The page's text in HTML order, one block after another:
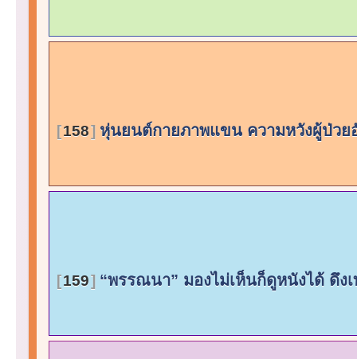
158 หุ่นยนต์กายภาพแขน ความหวังผู้ป่ว
159 “พรรณนา” มองไม่เห็นก็ดูหนังได้ ดึง